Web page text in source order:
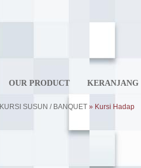
OUR PRODUCT KERANJANG
KURSI SUSUN / BANQUET » Kursi Hadap